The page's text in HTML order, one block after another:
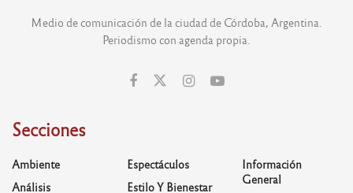
Medio de comunicación de la ciudad de Córdoba, Argentina.
Periodismo con agenda propia.
Secciones
Ambiente
Análisis
Espectáculos
Estilo Y Bienestar
Información
General